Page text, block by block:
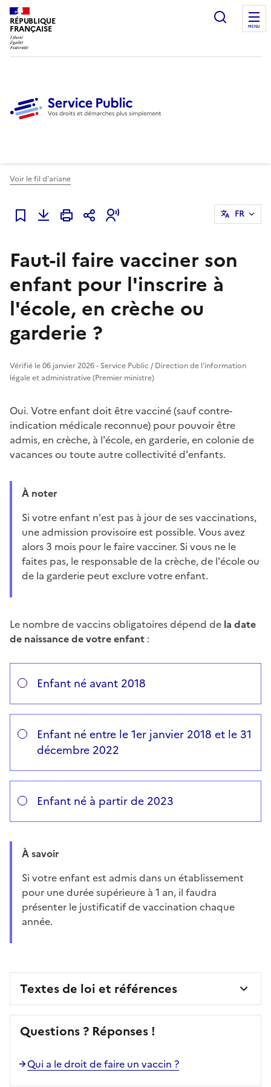
RÉPUBLIQUE
FRANÇAISE
Ouvrir
MENU
Voir le fil d'ariane
Ajouter à mes favoris
FR
Faut-il faire vacciner son
enfant pour l'inscrire à
l'école, en crèche ou
garderie ?
Vérifié le 06 janvier 2026 - Service Public / Direction de l'information
légale et administrative (Premier ministre)
Oui. Votre enfant doit être vacciné (sauf contre-
indication médicale reconnue) pour pouvoir être
admis, en crèche, à l'école, en garderie, en colonie de
vacances ou toute autre collectivité d'enfants.
À noter
Si votre enfant n'est pas à jour de ses vaccinations,
une admission provisoire est possible. Vous avez
alors 3 mois pour le faire vacciner. Si vous ne le
faites pas, le responsable de la crèche, de l'école ou
de la garderie peut exclure votre enfant.
Le nombre de vaccins obligatoires dépend de la date
de naissance de votre enfant :
Répondez aux questions successives et les réponses
Vous avez choisi
Enfant né avant 2018
Enfant né entre le 1er janvier 2018 et le 31
décembre 2022
Enfant né à partir de 2023
À savoir
Si votre enfant est admis dans un établissement
pour une durée supérieure à 1 an, il faudra
présenter le justificatif de vaccination chaque
année.
Textes de loi et références
Questions ? Réponses !
Qui a le droit de faire un vaccin ?